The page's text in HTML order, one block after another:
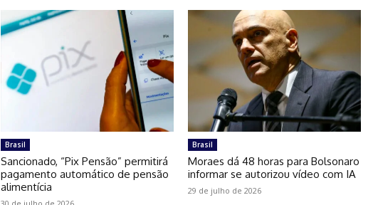
Brasil
Sancionado, “Pix Pensão” permitirá
pagamento automático de pensão
alimentícia
30 de julho de 2026
Brasil
Moraes dá 48 horas para Bolsonaro
informar se autorizou vídeo com IA
29 de julho de 2026